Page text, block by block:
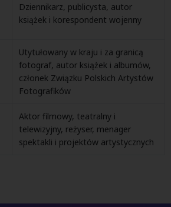
Dziennikarz, publicysta, autor
książek i korespondent wojenny
Utytułowany w kraju i za granicą
fotograf, autor książek i albumów,
członek Związku Polskich Artystów
Fotografików
Aktor filmowy, teatralny i
telewizyjny, reżyser, menager
spektakli i projektów artystycznych